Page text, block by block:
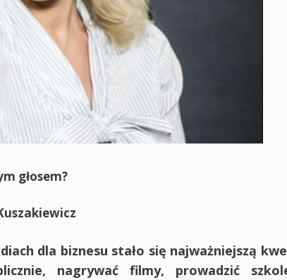
głosem?
dla biznesu stało się najważniejszą
nagrywać filmy, prowadzić